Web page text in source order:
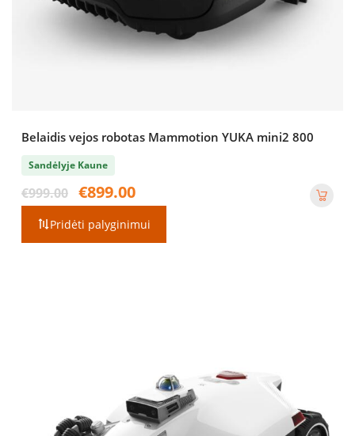
Belaidis vejos robotas Mammotion YUKA mini2 800
Sandėlyje Kaune
€999.00
Original
price
was:
€999.00.
€899.00
€899.00.
Pridėti palyginimui